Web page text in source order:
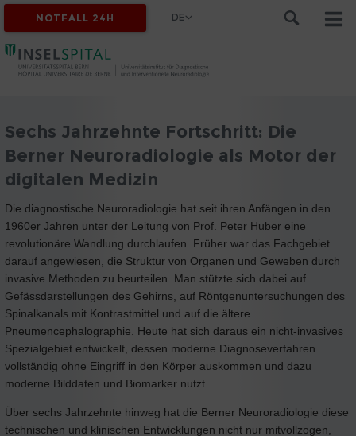
NOTFALL 24H DE
Sechs Jahrzehnte Fortschritt: Die
Berner Neuroradiologie als Motor der
digitalen Medizin
Die diagnostische Neuroradiologie hat seit ihren Anfängen in den
1960er Jahren unter der Leitung von Prof. Peter Huber eine
revolutionäre Wandlung durchlaufen. Früher war das Fachgebiet
darauf angewiesen, die Struktur von Organen und Geweben durch
invasive Methoden zu beurteilen. Man stützte sich dabei auf
Gefässdarstellungen des Gehirns, auf Röntgenuntersuchungen des
Spinalkanals mit Kontrastmittel und auf die ältere
Pneumencephalographie. Heute hat sich daraus ein nicht-invasives
Spezialgebiet entwickelt, dessen moderne Diagnoseverfahren
vollständig ohne Eingriff in den Körper auskommen und dazu
moderne Bilddaten und Biomarker nutzt.
Über sechs Jahrzehnte hinweg hat die Berner Neuroradiologie diese
technischen und klinischen Entwicklungen nicht nur mitvollzogen,